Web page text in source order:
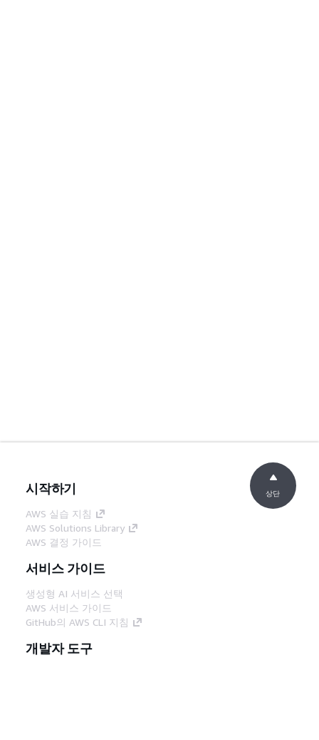
시작하기
AWS 실습 지침
AWS Solutions Library
AWS 결정 가이드
서비스 가이드
생성형 AI 서비스 선택
AWS 서비스 가이드
GitHub의 AWS CLI 지침
개발자 도구
상단